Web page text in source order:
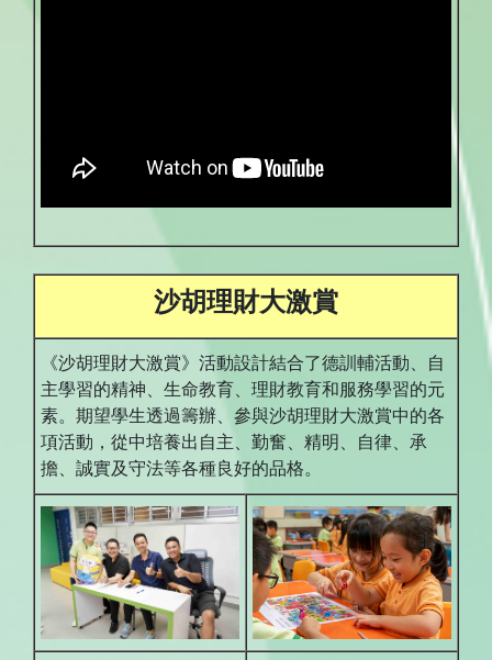
沙胡理財大激賞
《沙胡理財大激賞》活動設計結合了德訓輔活動、自
主學習的精神、生命教育、理財教育和服務學習的元
素。期望學生透過籌辦、參與沙胡理財大激賞中的各
項活動，從中培養出自主、勤奮、精明、自律、承
擔、誠實及守法等各種良好的品格。